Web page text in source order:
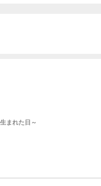
まれた日～